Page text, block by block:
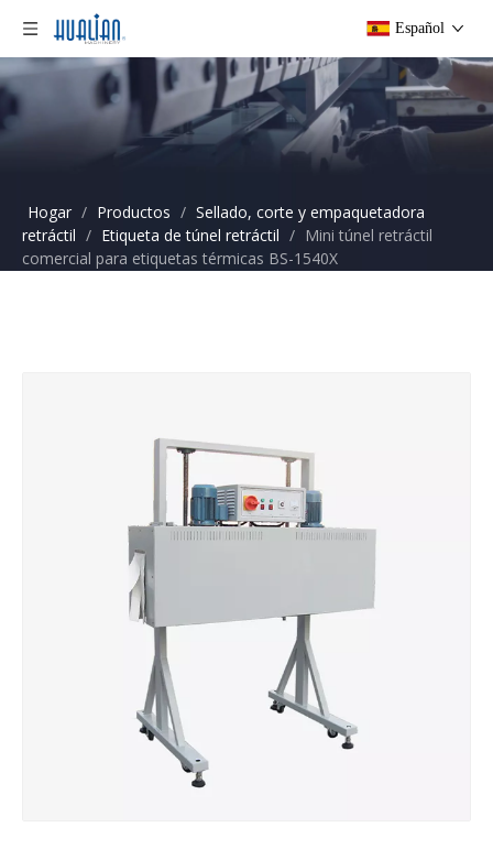
Español
Hogar / Productos / Sellado, corte y empaquetadora
retráctil / Etiqueta de túnel retráctil / Mini túnel retráctil
comercial para etiquetas térmicas BS-1540X